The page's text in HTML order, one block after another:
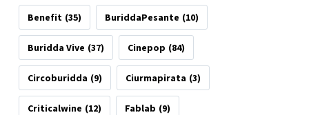
Benefit (35) BuriddaPesante (10)
Buridda Vive (37) Cinepop (84)
Circoburidda (9) Ciurmapirata (3)
Criticalwine (12) Fablab (9)